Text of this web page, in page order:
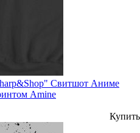
Свитшот Аниме
Amine
Купить